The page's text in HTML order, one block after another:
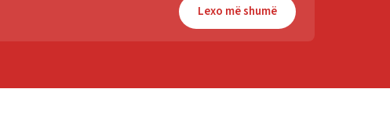
Lexo më shumë